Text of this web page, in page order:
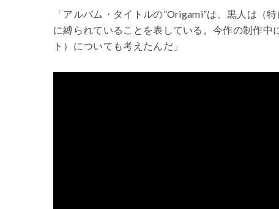
「アルバム・タイトルの”Origami”は、黒人は（
に縛られていることを表している。今作の制作
ト）についても考えたんだ」